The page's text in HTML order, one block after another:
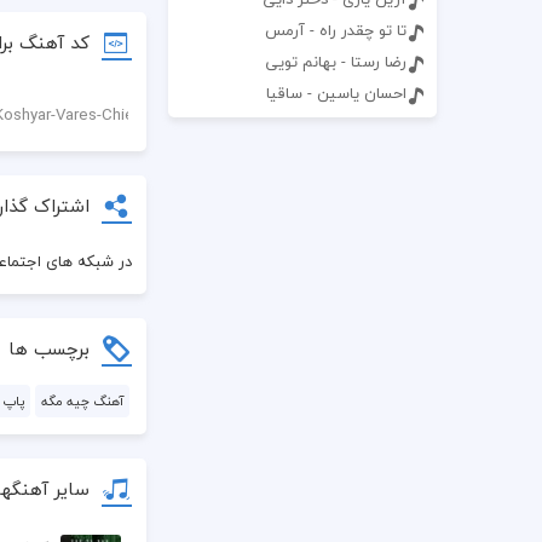
تا تو چقدر راه - آرمس
رضا رستا - بهانم تویی
احسان یاسین - ساقیا
کد آهنگ
اشتراک
در شبکه های
برچسب ها
آهنگ چیه مگه پاپ
سایر